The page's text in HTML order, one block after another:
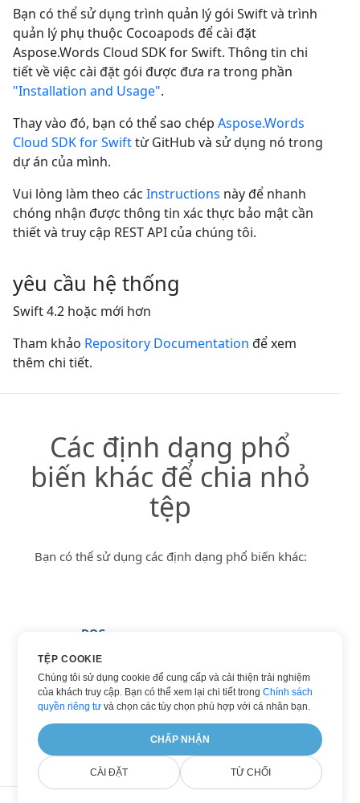
Bạn có thể sử dụng trình quản lý gói Swift và trình
quản lý phụ thuộc Cocoapods để cài đặt
Aspose.Words Cloud SDK for Swift. Thông tin chi
tiết về việc cài đặt gói được đưa ra trong phần
"Installation and Usage".
Thay vào đó, bạn có thể sao chép Aspose.Words
Cloud SDK for Swifttừ GitHub và sử dụng nó trong
dự án của mình.
Vui lòng làm theo các Instructions này để nhanh
chóng nhận được thông tin xác thực bảo mật cần
thiết và truy cập REST API của chúng tôi.
yêu cầu hệ thống
Swift 4.2 hoặc mới hơn
Tham khảo Repository Documentation để xem
thêm chi tiết.
Các định dạng phổ
biến khác để chia nhỏ
tệp
Bạn có thể sử dụng các định dạng phổ biến khác:
DOC
DOCX
HTML
PDF
TỆP COOKIE
Chúng tôi sử dụng cookie để cung cấp và cải thiện trải nghiệm
của khách truy cập. Bạn có thể xem lại chi tiết trongChính sách
quyền riêng tư và chọn các tùy chọn phù hợp với cá nhân bạn.
CHẤP NHẬN
CÀI ĐẶT TỪ CHỐI